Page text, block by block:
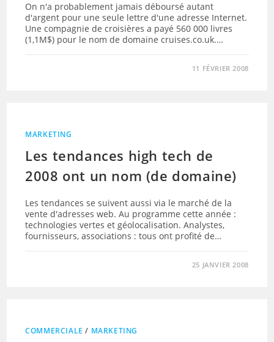
On n'a probablement jamais déboursé autant
d'argent pour une seule lettre d'une adresse Internet.
Une compagnie de croisières a payé 560 000 livres
(1,1M$) pour le nom de domaine cruises.co.uk.…
11 FÉVRIER 2008
MARKETING
Les tendances high tech de
2008 ont un nom (de domaine)
Les tendances se suivent aussi via le marché de la
vente d'adresses web. Au programme cette année :
technologies vertes et géolocalisation. Analystes,
fournisseurs, associations : tous ont profité de…
25 JANVIER 2008
COMMERCIALE / MARKETING